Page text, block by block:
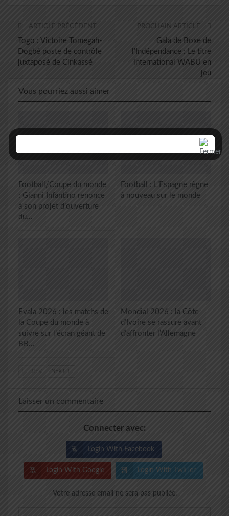
ARTICLE PRÉCÉDENT
Togo : Victoire Tomegah-
Dogbé poste de contrôle
juxtaposé de Cinkassé
PROCHAIN ARTICLE
Gala de Boxe de
l’Indépendance : Le titre
international WABU en
jeu
Vous pourriez aussi aimer
Football/Coupe du monde
: Gianni Infantino renonce
à son projet d’ouverture
du…
Football : L’Espagne règne
à nouveau sur le monde
Evala 2026 : les matchs de
la Coupe du monde à
suivre sur l’écran géant de
BB…
Mondial 2026 : la Côte
d’Ivoire se rassure avant
d’affronter l’Allemagne
NEXT
Laisser un commentaire
Connecter avec:
Login With Facebook
Login With Google Login With Twitter
Votre adresse email ne sera pas publiée.